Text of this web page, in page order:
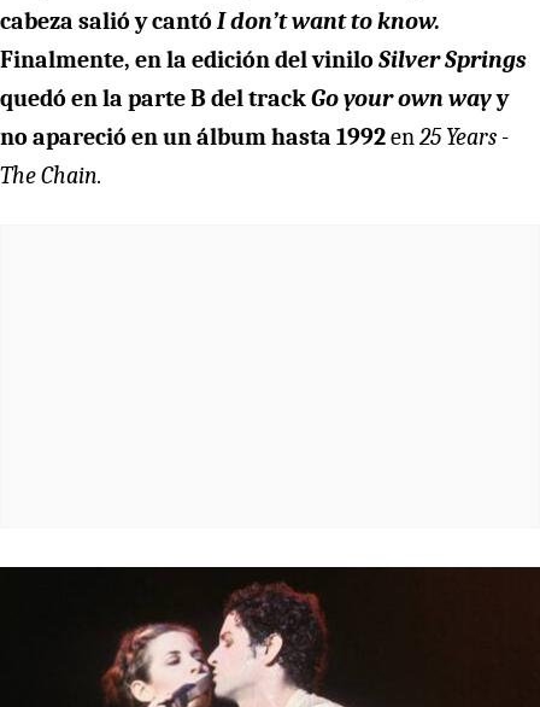
cabeza salió y cantó I don’t want to know.
Finalmente, en la edición del vinilo Silver Springs
quedó en la parte B del trackGo your own wayy
no apareció en un álbum hasta 1992en 25 Years -
The Chain.